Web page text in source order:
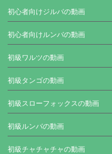
初心者向けジルバの動画
初心者向けルンバの動画
初級ワルツの動画
初級タンゴの動画
初級スローフォックスの動画
初級ルンバの動画
初級チャチャチャの動画